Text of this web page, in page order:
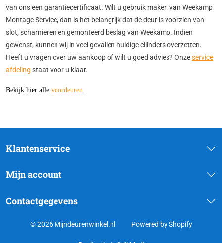
van ons een garantiecertificaat. Wilt u gebruik maken van Weekamp
Montage Service, dan is het belangrijk dat de deur is voorzien van
slot, scharnieren en gemonteerd beslag van Weekamp. Indien
gewenst, kunnen wij in veel gevallen huidige cilinders overzetten.
Heeft u vragen over uw aankoop of wilt u goed advies? Onzeservice
afdeling staat voor u klaar.
Bekijk hier alle voordeuren.
Klantenservice
Mijn account
Contactgegevens
© 2026 Mijndeurenwinkel.nl Powered by Shopify